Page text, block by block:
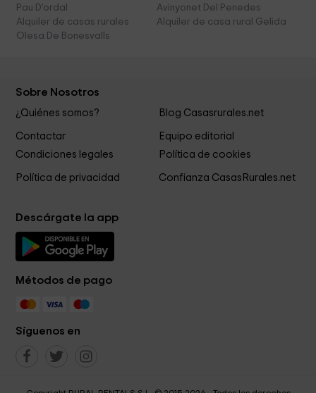
Pau D'ordal
Avinyonet Del Penedes
Alquiler de casas rurales
Olesa De Bonesvalls
Alquiler de casa rural Gelida
Sobre Nosotros
¿Quiénes somos? Blog Casasrurales.net
Contactar
Equipo editorial
Condiciones legales
Política de cookies
Política de privacidad Confianza CasasRurales.net
Descárgate la app
Métodos de pago
Síguenos en